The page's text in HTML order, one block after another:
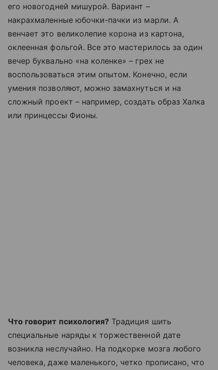
его новогодней мишурой. Вариант –
накрахмаленные юбочки-пачки из марли. А
венчает это великолепие корона из картона,
оклеенная фольгой. Все это мастерилось за один
вечер буквально «на коленке» – грех не
воспользоваться этим опытом. Конечно, если
умения позволяют, можно замахнуться и на
сложный проект – например, создать образ Халка
или принцессы Фионы.
Что говорит психология? Традиция шить
специальные наряды к торжественной дате
возникла неслучайно. На подкорке мозга любого
человека, даже маленького, четко прописано, что